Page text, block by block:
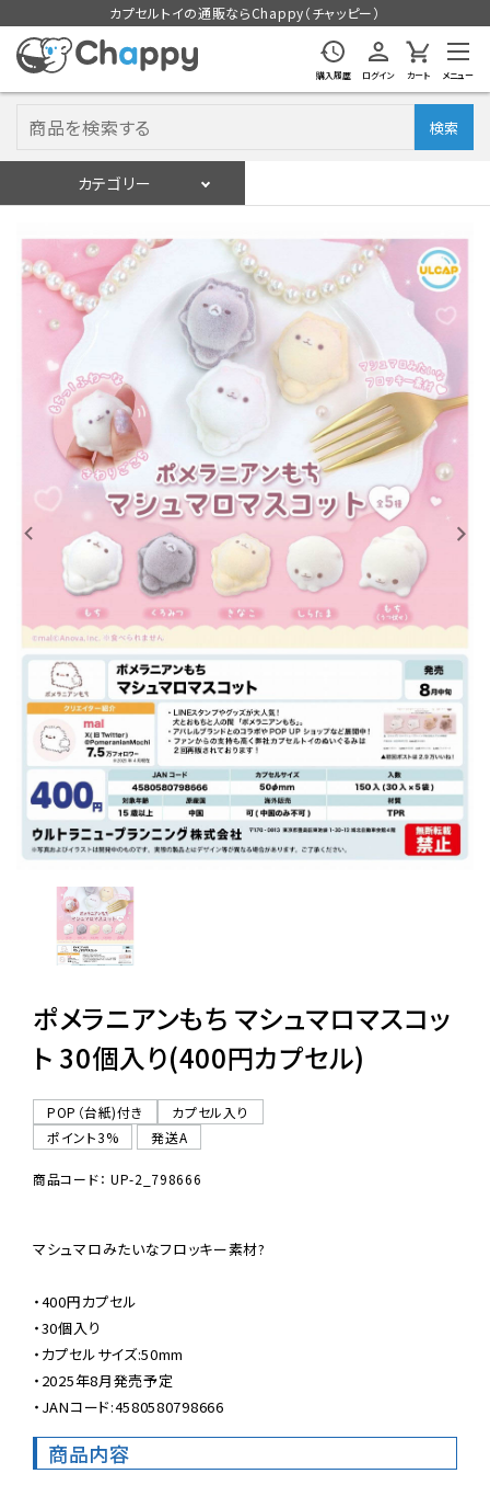
カプセルトイの通販ならChappy（チャッピー）
購入履歴 ログイン カート メニュー
検索
カテゴリー
ログイン 会員登録
入荷スケジュールをチェック
カプセルトイマシン本体
カプセルトイ
販促用空カプセル
レンタル
景品・玩具・文具
販促用カプセルトイ
よくあるご質問
ご利用ガイド
06-6282-7659
ポメラニアンもち マシュマロマスコッ
ト 30個入り(400円カプセル)
POP（台紙)付き
カプセル入り
ポイント3%
発送A
商品コード： UP-2_798666
マシュマロみたいなフロッキー素材?
・400円カプセル
・30個入り
・カプセルサイズ:50mm
・2025年8月発売予定
・JANコード:4580580798666
商品内容